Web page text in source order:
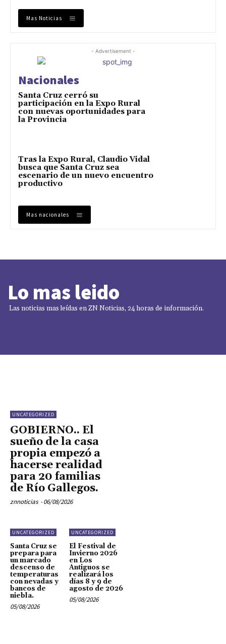
Mas Noticias
- Advertisement -
Nacionales
Santa Cruz cerró su
participación en la Expo Rural
con nuevas oportunidades para
la Provincia
Tras la Expo Rural, Claudio Vidal
busca que Santa Cruz sea
escenario de un nuevo encuentro
productivo
Mas nacionales
Lo mas leido
Las noticias mas leídas en ZN Noticias, 24 horas de información.
UNCATEGORIZED
GOBIERNO.. El
sueño de la casa
propia empezó a
hacerse realidad
para 20 familias
de Río Gallegos.
znnoticias -06/08/2026
UNCATEGORIZED
Santa Cruz se
prepara para
un marcado
descenso de
temperaturas
con nevadas y
bancos de
niebla.
05/08/2026
UNCATEGORIZED
El Festival de
Invierno 2026
en Los
Antiguos se
realizará los
días 8 y 9 de
agosto de 2026
05/08/2026